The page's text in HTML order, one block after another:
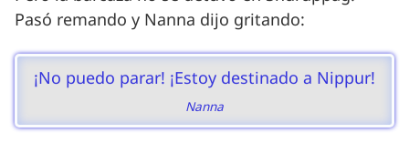
Pasó remando y Nanna dijo gritando:
¡No puedo parar! ¡Estoy destinado a Nippur!
Nanna